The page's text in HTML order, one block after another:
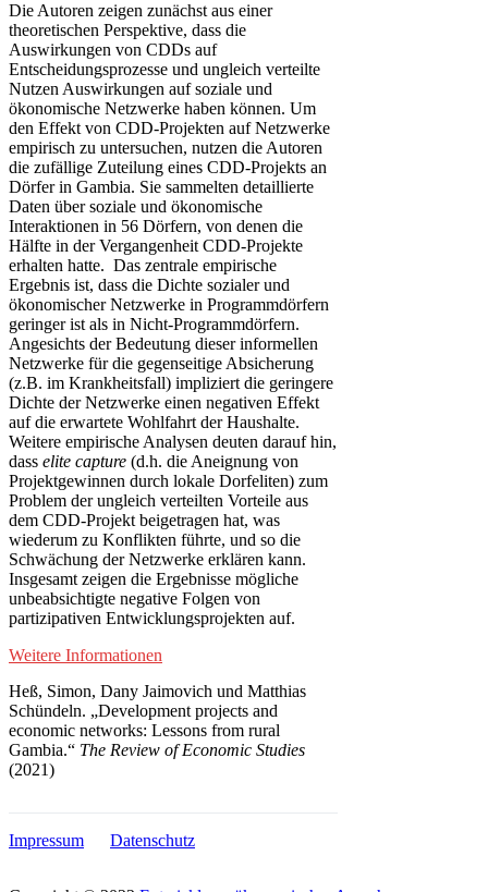
Die Autoren zeigen zunächst aus einer
theoretischen Perspektive, dass die
Auswirkungen von CDDs auf
Entscheidungsprozesse und ungleich verteilte
Nutzen Auswirkungen auf soziale und
ökonomische Netzwerke haben können. Um
den Effekt von CDD-Projekten auf Netzwerke
empirisch zu untersuchen, nutzen die Autoren
die zufällige Zuteilung eines CDD-Projekts an
Dörfer in Gambia. Sie sammelten detaillierte
Daten über soziale und ökonomische
Interaktionen in 56 Dörfern, von denen die
Hälfte in der Vergangenheit CDD-Projekte
erhalten hatte. Das zentrale empirische
Ergebnis ist, dass die Dichte sozialer und
ökonomischer Netzwerke in Programmdörfern
geringer ist als in Nicht-Programmdörfern.
Angesichts der Bedeutung dieser informellen
Netzwerke für die gegenseitige Absicherung
(z.B. im Krankheitsfall) impliziert die geringere
Dichte der Netzwerke einen negativen Effekt
auf die erwartete Wohlfahrt der Haushalte.
Weitere empirische Analysen deuten darauf hin,
dass elite capture (d.h. die Aneignung von
Projektgewinnen durch lokale Dorfeliten) zum
Problem der ungleich verteilten Vorteile aus
dem CDD-Projekt beigetragen hat, was
wiederum zu Konflikten führte, und so die
Schwächung der Netzwerke erklären kann.
Insgesamt zeigen die Ergebnisse mögliche
unbeabsichtigte negative Folgen von
partizipativen Entwicklungsprojekten auf.
Weitere Informationen
Heß, Simon, Dany Jaimovich und Matthias
Schündeln. „Development projects and
economic networks: Lessons from rural
Gambia.“ The Review of Economic Studies
(2021)
Impressum Datenschutz